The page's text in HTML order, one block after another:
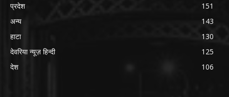
प्रदेश
151
अन्य
143
हाटा
130
देवरिया न्यूज़ हिन्दी
125
देश
106